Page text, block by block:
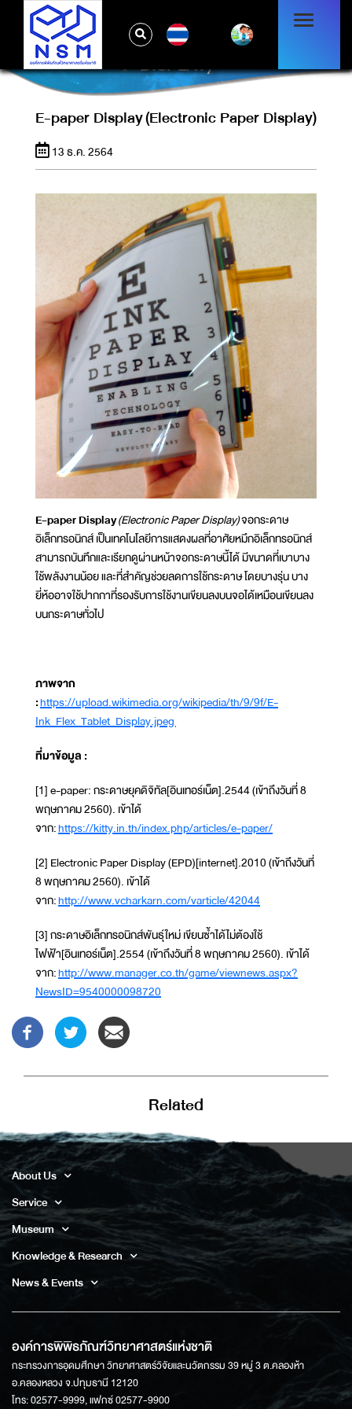
E-PAPER DISPLAY (ELECTRONIC PAPER
DISPLAY)
E-paper Display (Electronic Paper Display)
13 ธ.ค. 2564
E-paper Display(Electronic Paper Display)จอกระดาษ
อิเล็กทรอนิกส์ เป็นเทคโนโลยีการแสดงผลที่อาศัยหมึกอิเล็กทรอนิกส์
สามารถบันทึกและเรียกดูผ่านหน้าจอกระดาษนี้ได้ มีขนาดที่เบาบาง
ใช้พลังงานน้อย และที่สำคัญช่วยลดการใช้กระดาษ โดยบางรุ่น บาง
ยี่ห้ออาจใช้ปากกาที่รองรับการใช้งานเขียนลงบนจอได้เหมือนเขียนลง
บนกระดาษทั่วไป
ภาพจาก
:https://upload.wikimedia.org/wikipedia/th/9/9f/E-
Ink_Flex_Tablet_Display.jpeg
ที่มาข้อมูล :
[1] e-paper: กระดาษยุคดิจิทัล[อินเทอร์เน็ต].2544 (เข้าถึงวันที่ 8
พฤษภาคม 2560). เข้าได้
จาก:https://kitty.in.th/index.php/articles/e-paper/
[2] Electronic Paper Display (EPD)[internet].2010 (เข้าถึงวันที่
8 พฤษภาคม 2560). เข้าได้
จาก:http://www.vcharkarn.com/varticle/42044
[3] กระดาษอิเล็กทรอนิกส์พันธุ์ใหม่ เขียนซ้ำได้ไม่ต้องใช้
ไฟฟ้า[อินเทอร์เน็ต].2554 (เข้าถึงวันที่ 8 พฤษภาคม 2560). เข้าได้
จาก:http://www.manager.co.th/game/viewnews.aspx?
NewsID=9540000098720
Related
About Us
Service
Museum
Knowledge & Research
News & Events
องค์การพิพิธภัณฑ์วิทยาศาสตร์แห่งชาติ
กระทรวงการอุดมศึกษา วิทยาศาสตร์วิจัยและนวัตกรรม 39 หมู่ 3 ต.คลองห้า
อ.คลองหลวง จ.ปทุมธานี 12120
โทร: 02577-9999, แฟกซ์ 02577-9900